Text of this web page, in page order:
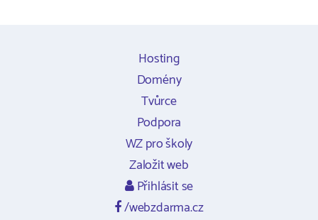
Hosting
Domény
Tvůrce
Podpora
WZ pro školy
Založit web
Přihlásit se
/webzdarma.cz